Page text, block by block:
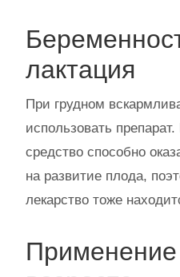
лактация
При грудном
использовать
средство способно
на развитие плода,
лекарство тоже
Применение